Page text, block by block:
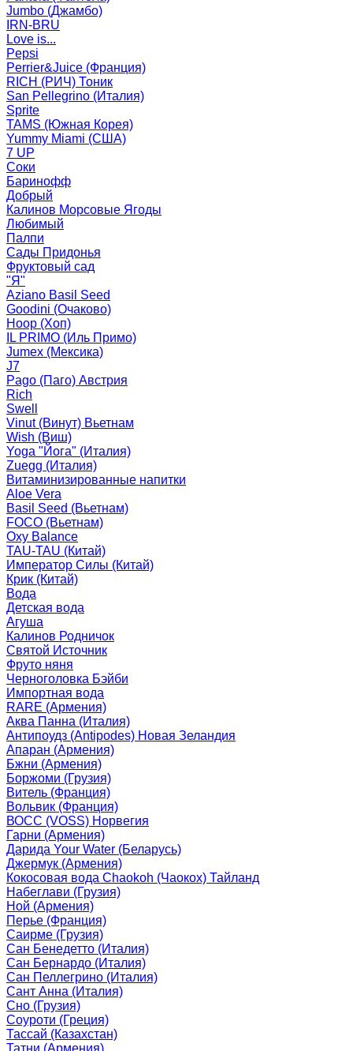
Jumbo (Джамбо)
IRN-BRU
Love is...
Pepsi
Perrier&Juice (Франция)
RICH (РИЧ) Тоник
San Pellegrino (Италия)
Sprite
TAMS (Южная Корея)
Yummy Miami (США)
7 UP
Соки
Баринофф
Добрый
Калинов Морсовые Ягоды
Любимый
Палпи
Сады Придонья
Фруктовый сад
"Я"
Aziano Basil Seed
Goodini (Очаково)
Hoop (Хоп)
IL PRIMO (Иль Примо)
Jumex (Мексика)
J7
Pago (Паго) Австрия
Rich
Swell
Vinut (Винут) Вьетнам
Wish (Виш)
Yoga "Йога" (Италия)
Zuegg (Италия)
Витаминизированные напитки
Aloe Vera
Basil Seed (Вьетнам)
FOCO (Вьетнам)
Oxy Balance
TAU-TAU (Китай)
Император Силы (Китай)
Крик (Китай)
Вода
Детская вода
Агуша
Калинов Родничок
Святой Источник
Фруто няня
Черноголовка Бэйби
Импортная вода
RARE (Армения)
Аква Панна (Италия)
Антипоудз (Antipodes) Новая Зеландия
Апаран (Армения)
Бжни (Армения)
Боржоми (Грузия)
Витель (Франция)
Вольвик (Франция)
ВОСС (VOSS) Норвегия
Гарни (Армения)
Дарида Your Water (Беларусь)
Джермук (Армения)
Кокосовая вода Chaokoh (Чаокох) Тайланд
Набеглави (Грузия)
Ной (Армения)
Перье (Франция)
Саирме (Грузия)
Сан Бенедетто (Италия)
Сан Бернардо (Италия)
Сан Пеллегрино (Италия)
Сант Анна (Италия)
Сно (Грузия)
Соуроти (Греция)
Тассай (Казахстан)
Татни (Армения)